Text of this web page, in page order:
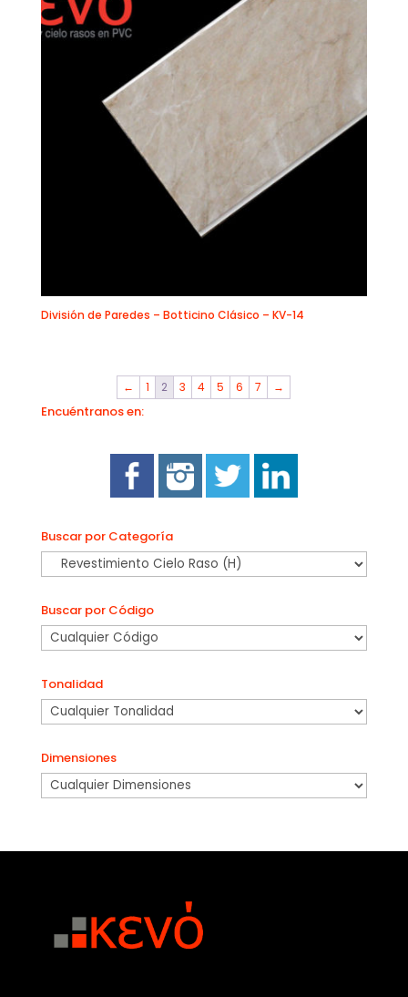
División de Paredes – Botticino Clásico – KV-14
← 1 2 3 4 5 6 7 →
Encuéntranos en:
Buscar por Categoría
Buscar por Código
Tonalidad
Dimensiones